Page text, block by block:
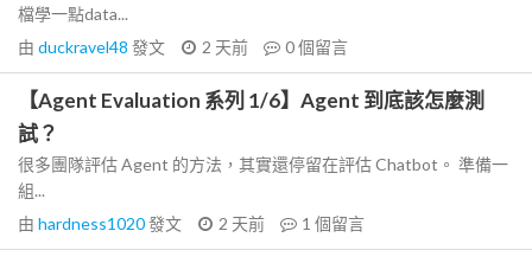
檔學一點data...
由 duckravel48 發文 2 天前 0個留言
【Agent Evaluation 系列 1/6】Agent 到底該怎麼測
試？
很多團隊評估 Agent 的方法，其實還停留在評估 Chatbot。 準備一
組...
由 hardness1020發文 2 天前 1 個留言